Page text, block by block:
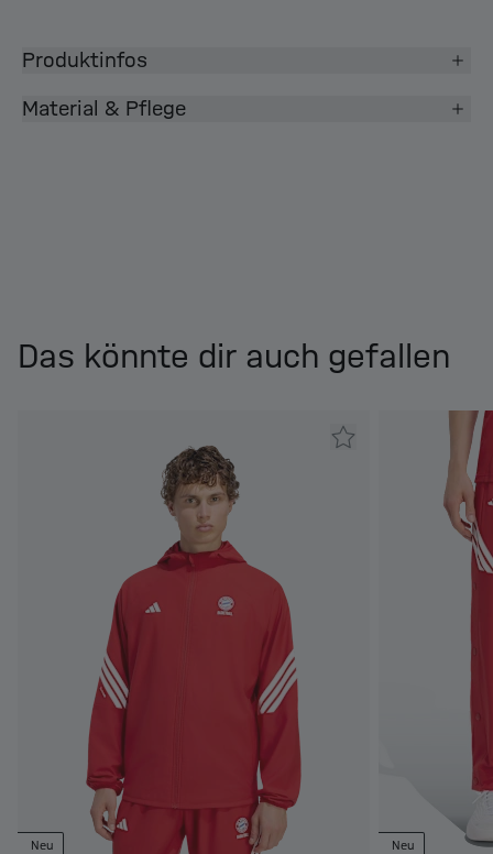
Produktinfos
Material & Pflege
Das könnte dir auch gefallen
Neu Neu